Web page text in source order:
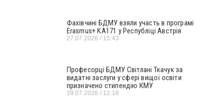
Фахівчині БДМУ взяли участь в програмі
Erasmus+ KA171 у Республіці Австрія
27.07.2026 15:43
Професорці БДМУ Світлані Ткачук за
видатні заслуги у сфері вищої освіти
призначено стипендію КМУ
29.07.2026 12:18